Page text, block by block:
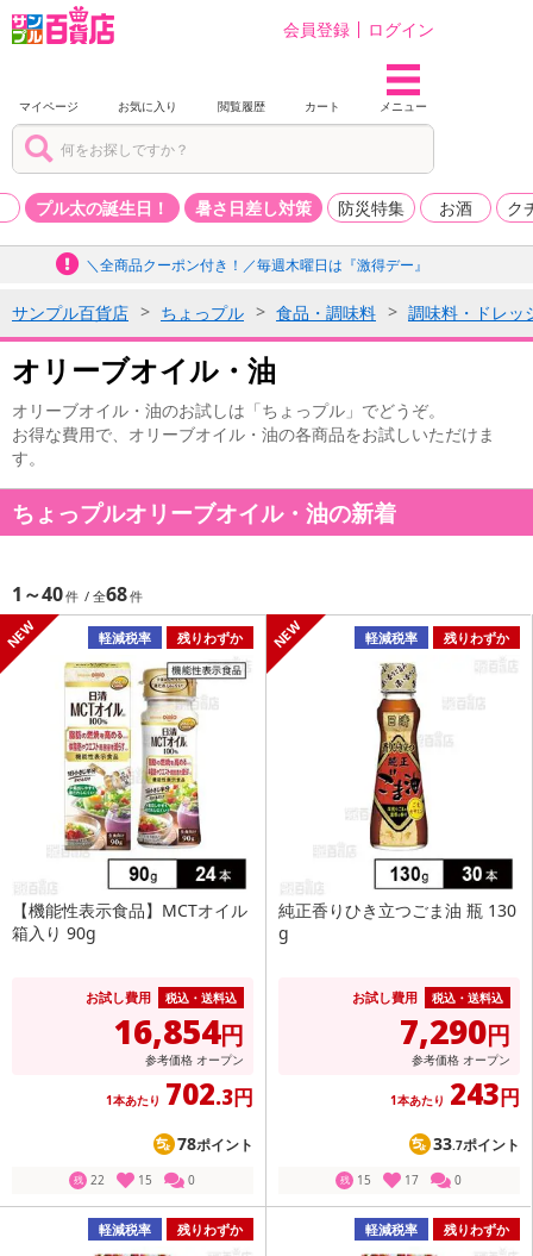
会員登録 ログイン
マイページ お気に入り 閲覧履歴 カート メニュー
プル太の誕生日！ 暑さ日差し対策 防災特集 お酒 ク
＼全商品クーポン付き！／毎週木曜日は『激得デー』
サンプル百貨店 ちょっプル 食品・調味料 調味料・ドレッ
オリーブオイル・油
オリーブオイル・油のお試しは「ちょっプル」でどうぞ。
お得な費用で、オリーブオイル・油の各商品をお試しいただけま
す。
ちょっプルオリーブオイル・油の新着
1～40 68
軽減税率 残りわずか
【機能性表示食品】MCTオイル
箱入り 90g
お試し費用 税込・送料込
16,854円
参考価格 オープン
1本あたり 702.3円
78ポイント
残 22 15 0
軽減税率 残りわずか
純正香りひき立つごま油 瓶 130
g
お試し費用 税込・送料込
7,290円
参考価格 オープン
1本あたり 243円
33.7ポイント
残 15 17 0
軽減税率 残りわずか 軽減税率 残りわずか